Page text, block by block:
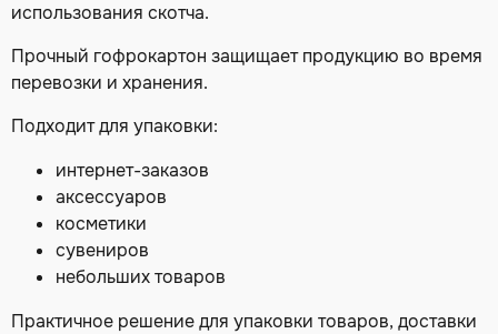
использования скотча.
Прочный гофрокартон защищает продукцию во время
перевозки и хранения.
Подходит для упаковки:
интернет-заказов
аксессуаров
косметики
сувениров
небольших товаров
Практичное решение для упаковки товаров, доставки